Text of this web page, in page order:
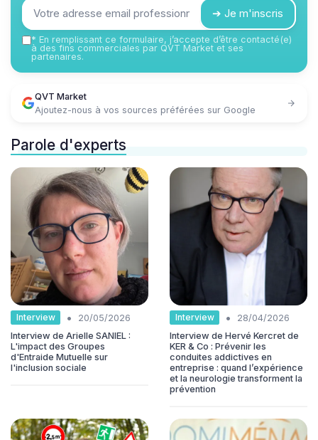
➔ Je m'inscris
* En remplissant ce formulaire, j’accepte d’être contacté(e)
à des fins commerciales par QVT Market et ses
partenaires.
QVT Market
Ajoutez-nous à vos sources préférées sur Google
Parole d'experts
Interview •
20/05/2026
Interview de Arielle SANIEL :
L'impact des Groupes
d'Entraide Mutuelle sur
l'inclusion sociale
Interview •
28/04/2026
Interview de Hervé Kercret de
KER & Co : Prévenir les
conduites addictives en
entreprise : quand l’expérience
et la neurologie transforment la
prévention